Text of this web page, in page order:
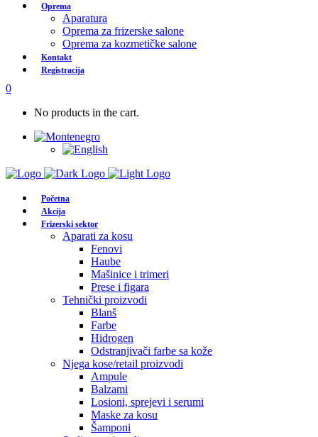
Oprema
Aparatura
Oprema za frizerske salone
Oprema za kozmetičke salone
Kontakt
Registracija
0
No products in the cart.
Početna
Akcija
Frizerski sektor
Aparati za kosu
Fenovi
Haube
Mašinice i trimeri
Prese i figara
Tehnički proizvodi
Blanš
Farbe
Hidrogen
Odstranjivači farbe sa kože
Njega kose/retail proizvodi
Ampule
Balzami
Losioni, sprejevi i serumi
Maske za kosu
Šamponi